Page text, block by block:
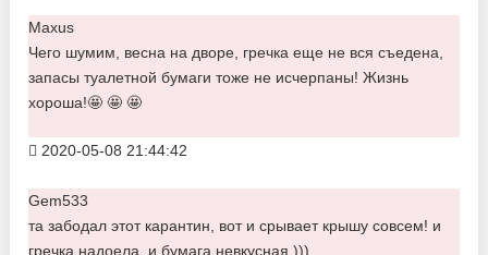
Maxus
Чего шумим, весна на дворе, гречка еще не вся съедена,
запасы туалетной бумаги тоже не исчерпаны! Жизнь
хороша!🤩 🤩 🤩
2020-05-08 21:44:42
Gem533
та забодал этот карантин, вот и срывает крышу совсем! и
гречка надоела, и бумага невкусная )))